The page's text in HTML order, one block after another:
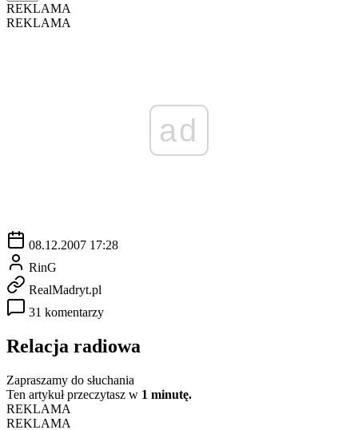
REKLAMA
REKLAMA
ad
08.12.2007 17:28
RinG
RealMadryt.pl
31 komentarzy
Relacja radiowa
Zapraszamy do słuchania
Ten artykuł przeczytasz w 1 minutę.
REKLAMA
REKLAMA